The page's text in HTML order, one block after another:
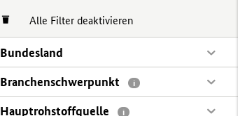
Alle Filter deaktivieren
Bundesland
Branchenschwerpunkt
i
Hauptrohstoffquelle i